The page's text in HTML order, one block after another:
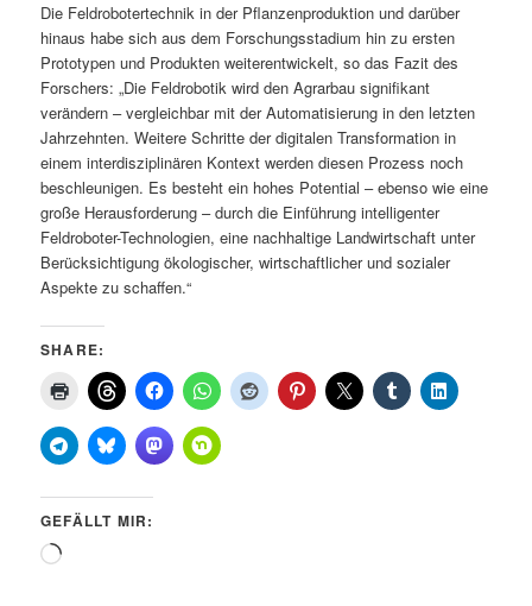
Die Feldrobotertechnik in der Pflanzenproduktion und darüber
hinaus habe sich aus dem Forschungsstadium hin zu ersten
Prototypen und Produkten weiterentwickelt, so das Fazit des
Forschers: „Die Feldrobotik wird den Agrarbau signifikant
verändern – vergleichbar mit der Automatisierung in den letzten
Jahrzehnten. Weitere Schritte der digitalen Transformation in
einem interdisziplinären Kontext werden diesen Prozess noch
beschleunigen. Es besteht ein hohes Potential – ebenso wie eine
große Herausforderung – durch die Einführung intelligenter
Feldroboter-Technologien, eine nachhaltige Landwirtschaft unter
Berücksichtigung ökologischer, wirtschaftlicher und sozialer
Aspekte zu schaffen.“
SHARE:
GEFÄLLT MIR:
Wird